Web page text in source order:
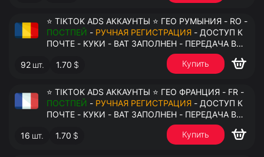
⭐ TIKTOK ADS АККАУНТЫ ⭐ ГЕО РУМЫНИЯ - RO -
ПОСТПЕЙ - РУЧНАЯ РЕГИСТРАЦИЯ - ДОСТУП К
ПОЧТЕ - КУКИ - ВАТ ЗАПОЛНЕН - ПЕРЕДАЧА В
92 шт. 1.70 $ Купить
⭐ TIKTOK ADS АККАУНТЫ ⭐ ГЕО ФРАНЦИЯ - FR -
ПОСТПЕЙ - РУЧНАЯ РЕГИСТРАЦИЯ
ПОЧТЕ - КУКИ - ВАТ ЗАПОЛНЕН - ПЕРЕДАЧА В
16 шт. 1.70 $ Купить